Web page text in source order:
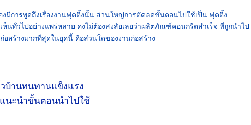
มีการพูดถึงเรื่องงานฟุตติ้งนั้น ส่วนใหญ่การตัดลดขั้นตอนไปใช้เป็น ฟุตติ้ง
นทั่วไปอย่างแพร่หลาย คงไม่ต้องสงสัยเลยว่าผลิตภัณฑ์คอนกรีตสำเร็จ ที่ถูกนำไป
สร้างมากที่สุดในยุคนี้ คือส่วนใดของงานก่อสร้าง
บ้านทนทานแข็งแรง
นะนำขั้นตอนนำไปใช้